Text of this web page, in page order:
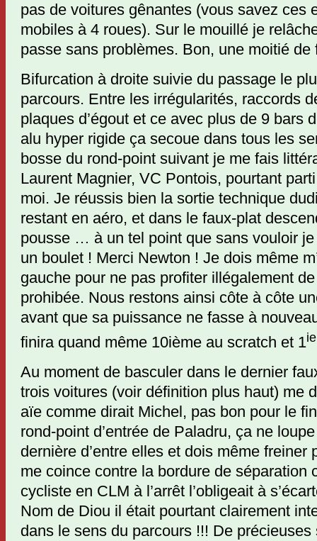
pas de voitures gênantes (vous savez ces
mobiles à 4 roues). Sur le mouillé je
passe sans problèmes. Bon, une moitié de
Bifurcation à droite suivie du passage le
parcours. Entre les irrégularités, raccords
plaques d’égout et ce avec plus de 9 bars
alu hyper rigide ça secoue dans tous les
bosse du rond-point suivant je me fais
Laurent Magnier, VC Pontois, pourtant
moi. Je réussis bien la sortie technique
restant en aéro, et dans le faux-plat
pousse … à un tel point que sans vouloir
un boulet ! Merci Newton ! Je dois même
gauche pour ne pas profiter illégalement
prohibée. Nous restons ainsi côte à côte
avant que sa puissance ne fasse à
finira quand même 10ième au scratch et 1
Au moment de basculer dans le dernier
trois voitures (voir définition plus haut) me
aïe comme dirait Michel, pas bon pour le
rond-point d’entrée de Paladru, ça ne
dernière d’entre elles et dois même freiner
me coince contre la bordure de séparation
cycliste en CLM à l’arrêt l’obligeait à
Nom de Diou il était pourtant clairement
dans le sens du parcours !!! De